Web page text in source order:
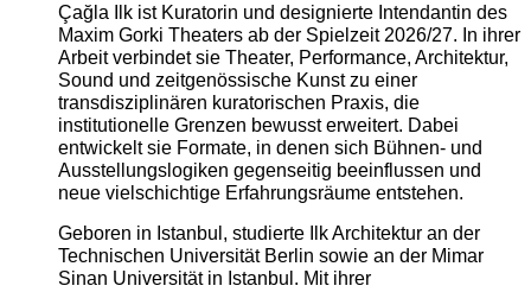
Çağla Ilk ist Kuratorin und designierte Intendantin des
Maxim Gorki Theaters ab der Spielzeit 2026/27. In ihrer
Arbeit verbindet sie Theater, Performance, Architektur,
Sound und zeitgenössische Kunst zu einer
transdisziplinären kuratorischen Praxis, die
institutionelle Grenzen bewusst erweitert. Dabei
entwickelt sie Formate, in denen sich Bühnen- und
Ausstellungslogiken gegenseitig beeinflussen und
neue vielschichtige Erfahrungsräume entstehen.
Geboren in Istanbul, studierte Ilk Architektur an der
Technischen Universität Berlin sowie an der Mimar
Sinan Universität in Istanbul. Mit ihrer